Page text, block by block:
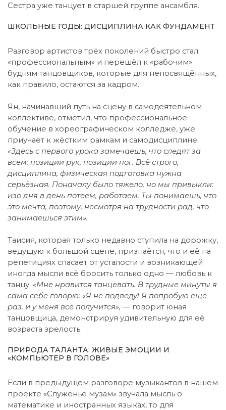
Сестра уже танцует в старшей группе ансамбля.
ШКОЛЬНЫЕ ГОДЫ: ДИСЦИПЛИНА КАК ФУНДАМЕНТ
Разговор артистов трёх поколений быстро стал
«профессиональным» и перешёл к «рабочим»
будням танцовщиков, которые для непосвящённых,
как правило, остаются за кадром.
Ян, начинавший путь на сцену в самодеятельном
коллективе, отметил, что профессиональное
обучение в хореографическом колледже, уже
приучает к жёстким рамкам и самодисциплине:
«Здесь с первого урока замечаешь, что следят за
всем: позиции рук, позиции ног. Всё строго,
дисциплина, физическая подготовка нужна
серьёзная. Поначалу было тяжело, но мы привыкли:
изо дня в день потеем, работаем. Ты понимаешь, что
это мечта, поэтому, несмотря на трудности рад, что
занимаешься этим».
Таисия, которая только недавно ступила на дорожку,
ведущую к большой сцене, признаётся, что и её на
репетициях спасает от усталости и возникающей
иногда мысли всё бросить только одно — любовь к
танцу. «Мне нравится танцевать. В трудные минуты я
сама себе говорю: «Я не подведу! Я попробую ещё
раз, и у меня всё получится», — говорит юная
танцовщица, демонстрируя удивительную для её
возраста зрелость.
ПРИРОДА ТАЛАНТА: ЖИВЫЕ ЭМОЦИИ И
«КОМПЬЮТЕР В ГОЛОВЕ»
Если в предыдущем разговоре музыкантов в нашем
проекте «Служенье музам» звучала мысль о
математике и иностранных языках, то для